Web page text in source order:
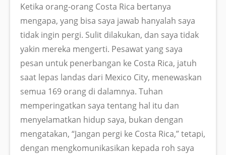
Ketika orang-orang Costa Rica bertanya
mengapa, yang bisa saya jawab hanyalah saya
tidak ingin pergi. Sulit dilakukan, dan saya tidak
yakin mereka mengerti. Pesawat yang saya
pesan untuk penerbangan ke Costa Rica, jatuh
saat lepas landas dari Mexico City, menewaskan
semua 169 orang di dalamnya. Tuhan
memperingatkan saya tentang hal itu dan
menyelamatkan hidup saya, bukan dengan
mengatakan, “Jangan pergi ke Costa Rica,” tetapi,
dengan mengkomunikasikan kepada roh saya